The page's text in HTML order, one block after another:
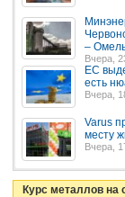
–
Вчера,
ЕС
есть
Вчера,
Varus
месту
Вчера,
Курс металлов на